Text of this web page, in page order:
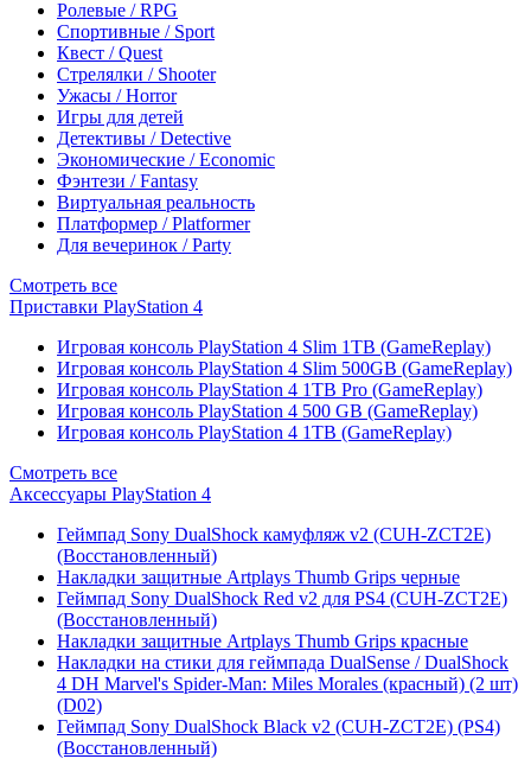
Ролевые / RPG
Спортивные / Sport
Квест / Quest
Стрелялки / Shooter
Ужасы / Horror
Игры для детей
Детективы / Detective
Экономические / Economic
Фэнтези / Fantasy
Виртуальная реальность
Платформер / Platformer
Для вечеринок / Party
Смотреть все
Приставки PlayStation 4
Игровая консоль PlayStation 4 Slim 1TB (GameReplay)
Игровая консоль PlayStation 4 Slim 500GB (GameReplay)
Игровая консоль PlayStation 4 1TB Pro (GameReplay)
Игровая консоль PlayStation 4 500 GB (GameReplay)
Игровая консоль PlayStation 4 1TB (GameReplay)
Смотреть все
Аксессуары PlayStation 4
Геймпад Sony DualShock камуфляж v2 (CUH-ZCT2E)
(Восстановленный)
Накладки защитные Artplays Thumb Grips черные
Геймпад Sony DualShock Red v2 для PS4 (CUH-ZCT2E)
(Восстановленный)
Накладки защитные Artplays Thumb Grips красные
Накладки на стики для геймпада DualSense / DualShock
4 DH Marvel's Spider-Man: Miles Morales (красный) (2 шт)
(D02)
Геймпад Sony DualShock Black v2 (CUH-ZCT2E) (PS4)
(Восстановленный)